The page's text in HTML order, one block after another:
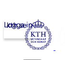
kth.se
Logga in